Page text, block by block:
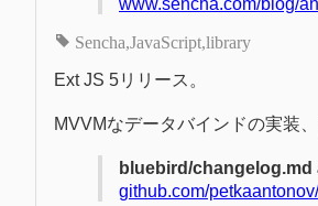
Sencha JavaScript library
Ext JS 5リリース。
MVVMなデータバインドの実装
bluebird/changelog.md
github.com/